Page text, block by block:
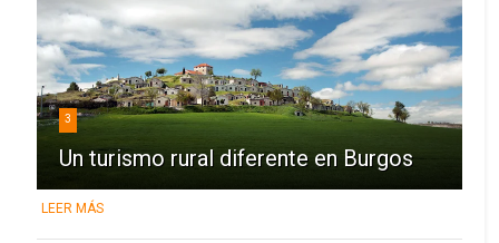
3
Un turismo rural diferente en Burgos
LEER MÁS